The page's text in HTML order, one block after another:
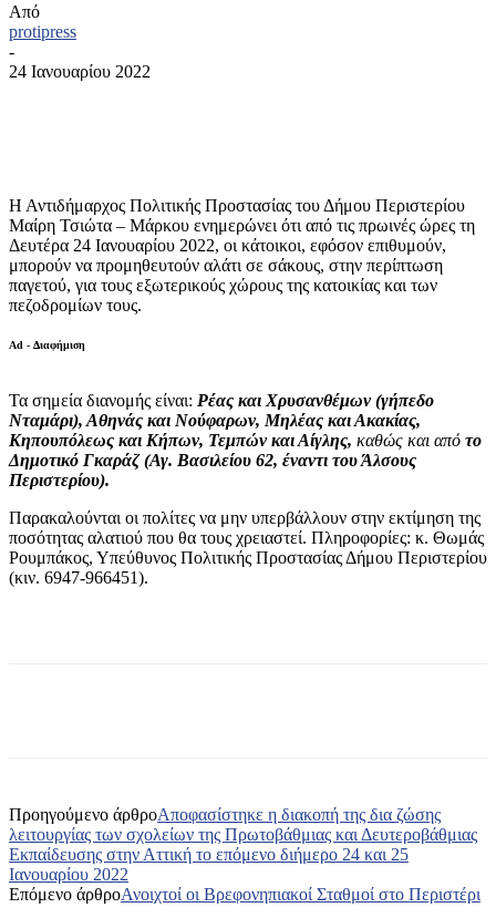
Από
protipress
-
24 Ιανουαρίου 2022
Η Αντιδήμαρχος Πολιτικής Προστασίας του Δήμου Περιστερίου
Μαίρη Τσιώτα – Μάρκου ενημερώνει ότι από τις πρωινές ώρες τη
Δευτέρα 24 Ιανουαρίου 2022, οι κάτοικοι, εφόσον επιθυμούν,
μπορούν να προμηθευτούν αλάτι σε σάκους, στην περίπτωση
παγετού, για τους εξωτερικούς χώρους της κατοικίας και των
πεζοδρομίων τους.
Ad - Διαφήμιση
Τα σημεία διανομής είναι: Ρέας και Χρυσανθέμων (γήπεδο
Νταμάρι), Αθηνάς και Νούφαρων, Μηλέας και Ακακίας,
Κηπουπόλεως και Κήπων, Τεμπών και Αίγλης, καθώς και από το
Δημοτικό Γκαράζ (Αγ. Βασιλείου 62, έναντι του Άλσους
Περιστερίου).
Παρακαλούνται οι πολίτες να μην υπερβάλλουν στην εκτίμηση της
ποσότητας αλατιού που θα τους χρειαστεί. Πληροφορίες: κ. Θωμάς
Ρουμπάκος, Υπεύθυνος Πολιτικής Προστασίας Δήμου Περιστερίου
(κιν. 6947-966451).
Προηγούμενο άρθροAποφασίστηκε η διακοπή της δια ζώσης
λειτουργίας των σχολείων της Πρωτοβάθμιας και Δευτεροβάθμιας
Εκπαίδευσης στην Αττική το επόμενο διήμερο 24 και 25
Ιανουαρίου 2022
Επόμενο άρθροΑνοιχτοί οι Βρεφονηπιακοί Σταθμοί στο Περιστέρι